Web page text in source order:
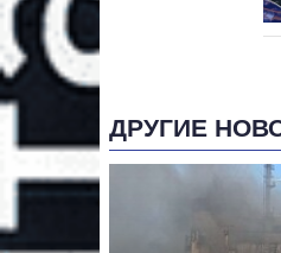
ДРУГИЕ